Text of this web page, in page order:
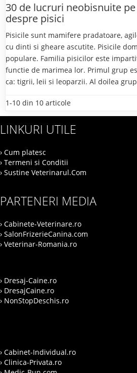
30 de lucruri neobisnuite
despre pisici
Pisicile sunt mamifere pradatoare,
cu dinti si gheare ascutite. Pisicile
populare. Familia pisicilor este
functie de marimea lor. Primul grup
ca: tigrii, leii si leoparzii. Al doilea
1-10 din 10 articole
LINKURI UTILE
› Cum platesc
› Termeni si Conditii
› Sustine Veterinarul.Com
PARTENERI MEDIA
› Cabinete-Veterinare.ro
› SalonFrizerieCanina.com
› Veterinar-Romania.ro
› Dresaj-Caine.ro
› DresajCaine.ro
› NonStopDeschis.ro
› Cabinet-Individual.ro
› Clinica-Privata.ro